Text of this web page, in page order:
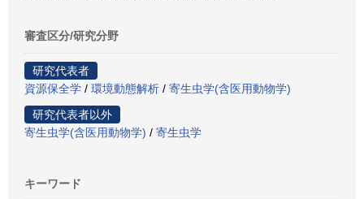
審査区分/研究分野
研究代表者
資源保全学 / 環境動態解析 / 寄生虫学(含医用動物学)
研究代表者以外
寄生虫学(含医用動物学) / 寄生虫学
キーワード